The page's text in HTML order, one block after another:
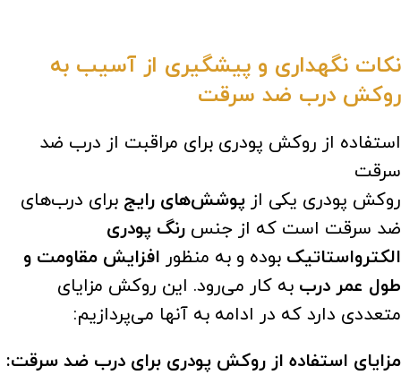
نکات نگهداری و پیشگیری از آسیب به
روکش درب ضد سرقت
استفاده از روکش پودری برای مراقبت از درب ضد
سرقت
روکش پودری یکی از پوشش‌های رایج برای درب‌های
ضد سرقت است که از جنس رنگ پودری
الکترواستاتیک بوده و به منظور افزایش مقاومت و
طول عمر درب به کار می‌رود. این روکش مزایای
متعددی دارد که در ادامه به آنها می‌پردازیم:
مزایای استفاده از روکش پودری برای درب ضد سرقت: